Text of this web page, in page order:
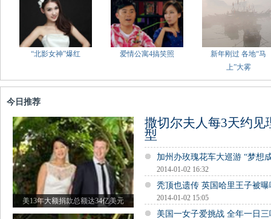
“北影女神”爆红 爱情公寓4搞笑照
新年刚过 各地“马
上”大雾
今日推荐
美13年大额捐款总额达34亿美元
撒切尔夫人每3天约见
型
加州办玫瑰花车大巡游 “梦想
2014-01-02 16:32
秃顶也遗传 英国哈里王子被
2014-01-02 15:05
美国一女子爱挑战 全年一日